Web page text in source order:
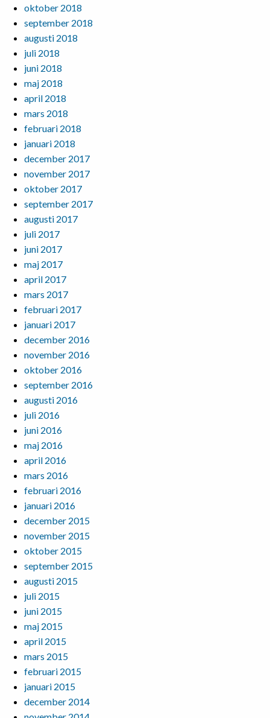
oktober 2018
september 2018
augusti 2018
juli 2018
juni 2018
maj 2018
april 2018
mars 2018
februari 2018
januari 2018
december 2017
november 2017
oktober 2017
september 2017
augusti 2017
juli 2017
juni 2017
maj 2017
april 2017
mars 2017
februari 2017
januari 2017
december 2016
november 2016
oktober 2016
september 2016
augusti 2016
juli 2016
juni 2016
maj 2016
april 2016
mars 2016
februari 2016
januari 2016
december 2015
november 2015
oktober 2015
september 2015
augusti 2015
juli 2015
juni 2015
maj 2015
april 2015
mars 2015
februari 2015
januari 2015
december 2014